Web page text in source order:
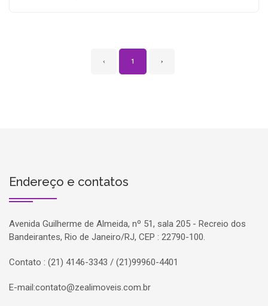
‹ 1 ›
Endereço e contatos
Avenida Guilherme de Almeida, nº 51, sala 205 - Recreio dos
Bandeirantes, Rio de Janeiro/RJ, CEP : 22790-100.
Contato : (21) 4146-3343 / (21)99960-4401
E-mail:contato@zealimoveis.com.br